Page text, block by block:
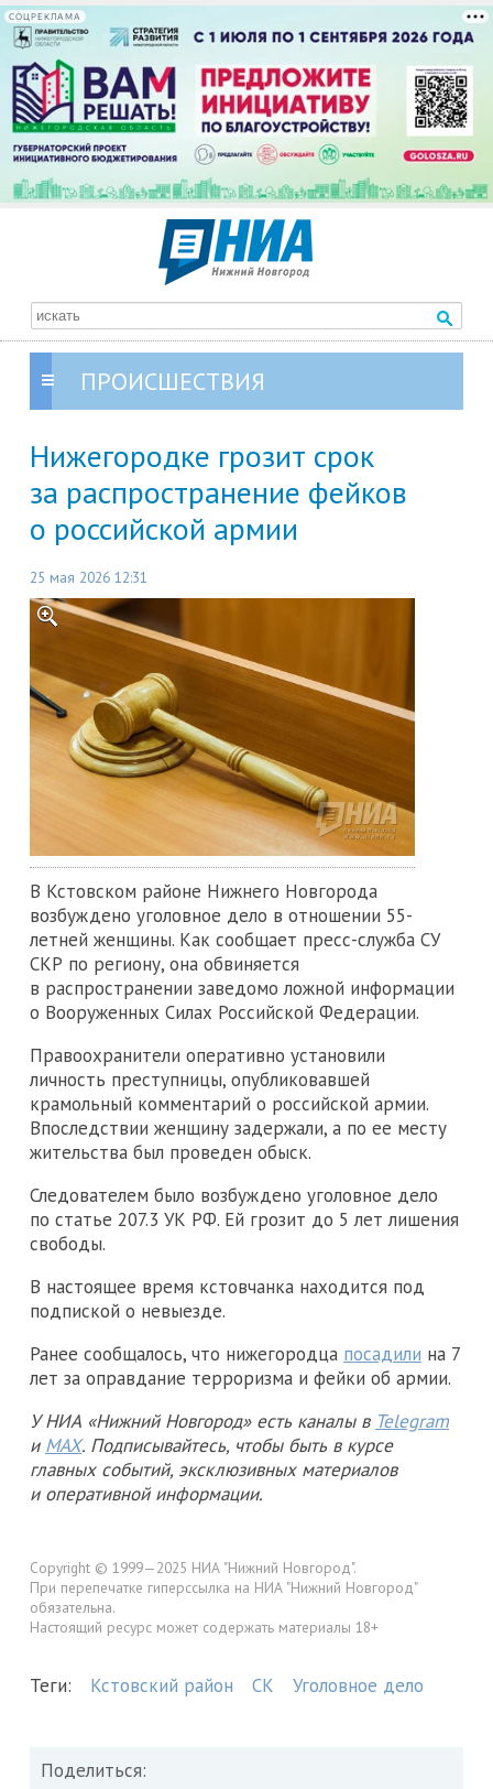
СОЦРЕКЛАМА
ПРОИСШЕСТВИЯ
Нижегородке грозит срок
за распространение фейков
о российской армии
25 мая 2026 12:31
В Кстовском районе Нижнего Новгорода
возбуждено уголовное дело в отношении 55-
летней женщины. Как сообщает пресс-служба СУ
СКР по региону, она обвиняется
в распространении заведомо ложной информации
о Вооруженных Силах Российской Федерации.
Правоохранители оперативно установили
личность преступницы, опубликовавшей
крамольный комментарий о российской армии.
Впоследствии женщину задержали, а по ее месту
жительства был проведен обыск.
Следователем было возбуждено уголовное дело
по статье 207.3 УК РФ. Ей грозит до 5 лет лишения
свободы.
В настоящее время кстовчанка находится под
подпиской о невыезде.
Ранее сообщалось, что нижегородца посадили на 7
лет за оправдание терроризма и фейки об армии.
У НИА «Нижний Новгород» есть каналы в Telegram
и MAX. Подписывайтесь, чтобы быть в курсе
главных событий, эксклюзивных материалов
и оперативной информации.
Copyright © 1999—2025 НИА "Нижний Новгород".
При перепечатке гиперссылка на НИА "Нижний Новгород"
обязательна.
Настоящий ресурс может содержать материалы 18+
Теги: Кстовский район СК Уголовное дело
Поделиться: